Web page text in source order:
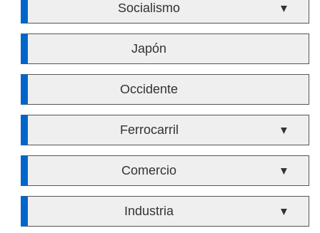
Socialismo ▼
Japón
Occidente
Ferrocarril ▼
Comercio ▼
Industria ▼